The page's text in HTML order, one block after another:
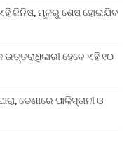
ଜିନିଷ, ମୂଳରୁ ଶେଷ ହୋଇଯିବ
ହେବେ ଏହି ୧୦
ଡେଣାରେ ପାକିସ୍ତାନୀ ଓ